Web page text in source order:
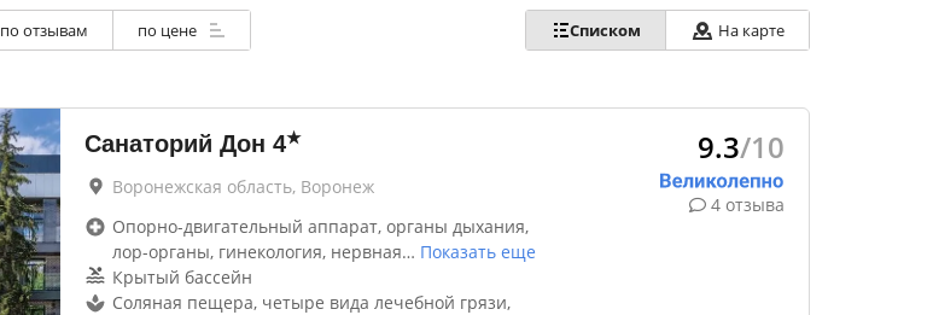
по отзывам по цене Списком На карте
Санаторий Дон 4★
Воронежская область, Воронеж
Опорно-двигательный аппарат, органы дыхания,
лор-органы, гинекология, нервная… Показать еще
Крытый бассейн
Соляная пещера, четыре вида лечебной грязи,
9.3/10
4 отзыва